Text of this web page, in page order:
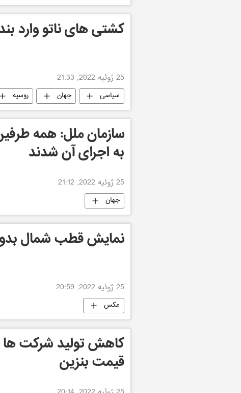
کشتی های ناتو وارد
25 ژوئیه 2022, 21:33
سیاسی جهان روسیه
سازمان ملل: همه
به اجرای آن شدند
25 ژوئیه 2022, 21:12
جهان
نمایش قطب شمال
25 ژوئیه 2022, 20:59
عکس
کاهش تولید شرکت ها
قیمت بنزین